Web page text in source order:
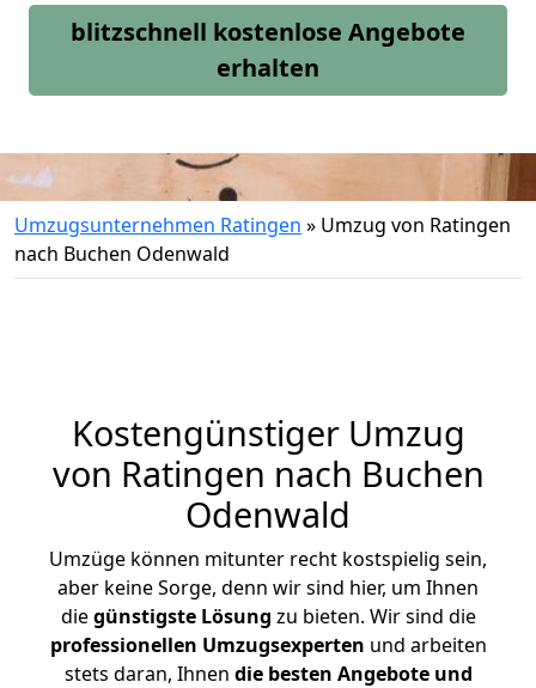
blitzschnell kostenlose Angebote
erhalten
Umzugsunternehmen Ratingen » Umzug von Ratingen
nach Buchen Odenwald
Kostengünstiger Umzug
von Ratingen nach Buchen
Odenwald
Umzüge können mitunter recht kostspielig sein,
aber keine Sorge, denn wir sind hier, um Ihnen
diegünstigste Lösung zu bieten. Wir sind die
professionellen Umzugsexperten und arbeiten
stets daran, Ihnen die besten Angebote und